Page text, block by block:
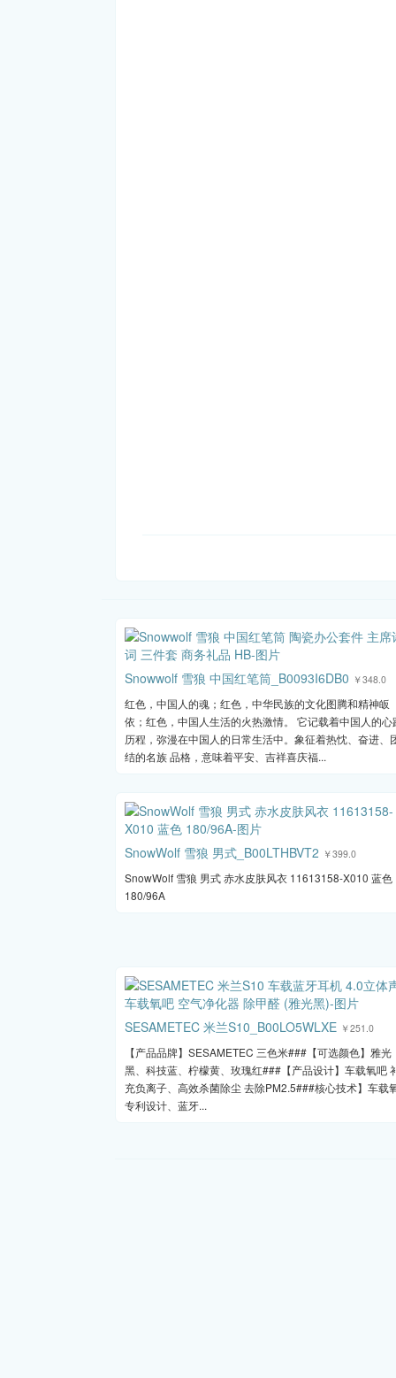
Snowwolf 雪狼 中国红笔筒_B0093I6DB0 ￥348.0
红色，中国人的魂；红色，中华民族的文化图腾和精神皈
依；红色，中国人生活的火热激情。 它记载着中国人的心
历程，弥漫在中国人的日常生活中。象征着热忱、奋进、
结的名族 品格，意味着平安、吉祥喜庆福...
SnowWolf 雪狼 男式_B00LTHBVT2 ￥399.0
SnowWolf 雪狼 男式 赤水皮肤风衣 11613158-X010 蓝色
180/96A
SESAMETEC 米兰S10_B00LO5WLXE ￥251.0
【产品品牌】SESAMETEC 三色米###【可选颜色】雅光
黑、科技蓝、柠檬黄、玫瑰红###【产品设计】车载氧吧
充负离子、高效杀菌除尘 去除PM2.5###核心技术】车载
专利设计、蓝牙...